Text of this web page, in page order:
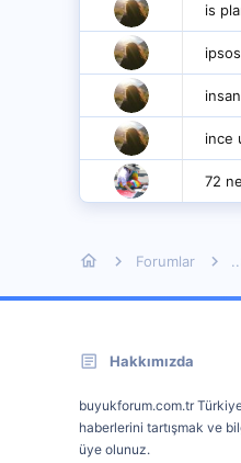
is
ince
72
Forumlar
Hakkımızda
buyukforum.com.tr
haberlerini tartışmak ve
üye olunuz.